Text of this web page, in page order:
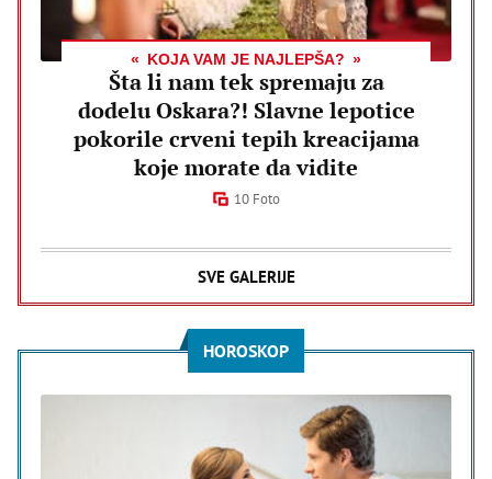
KOJA VAM JE NAJLEPŠA?
Šta li nam tek spremaju za
dodelu Oskara?! Slavne lepotice
pokorile crveni tepih kreacijama
koje morate da vidite
10 Foto
SVE GALERIJE
HOROSKOP